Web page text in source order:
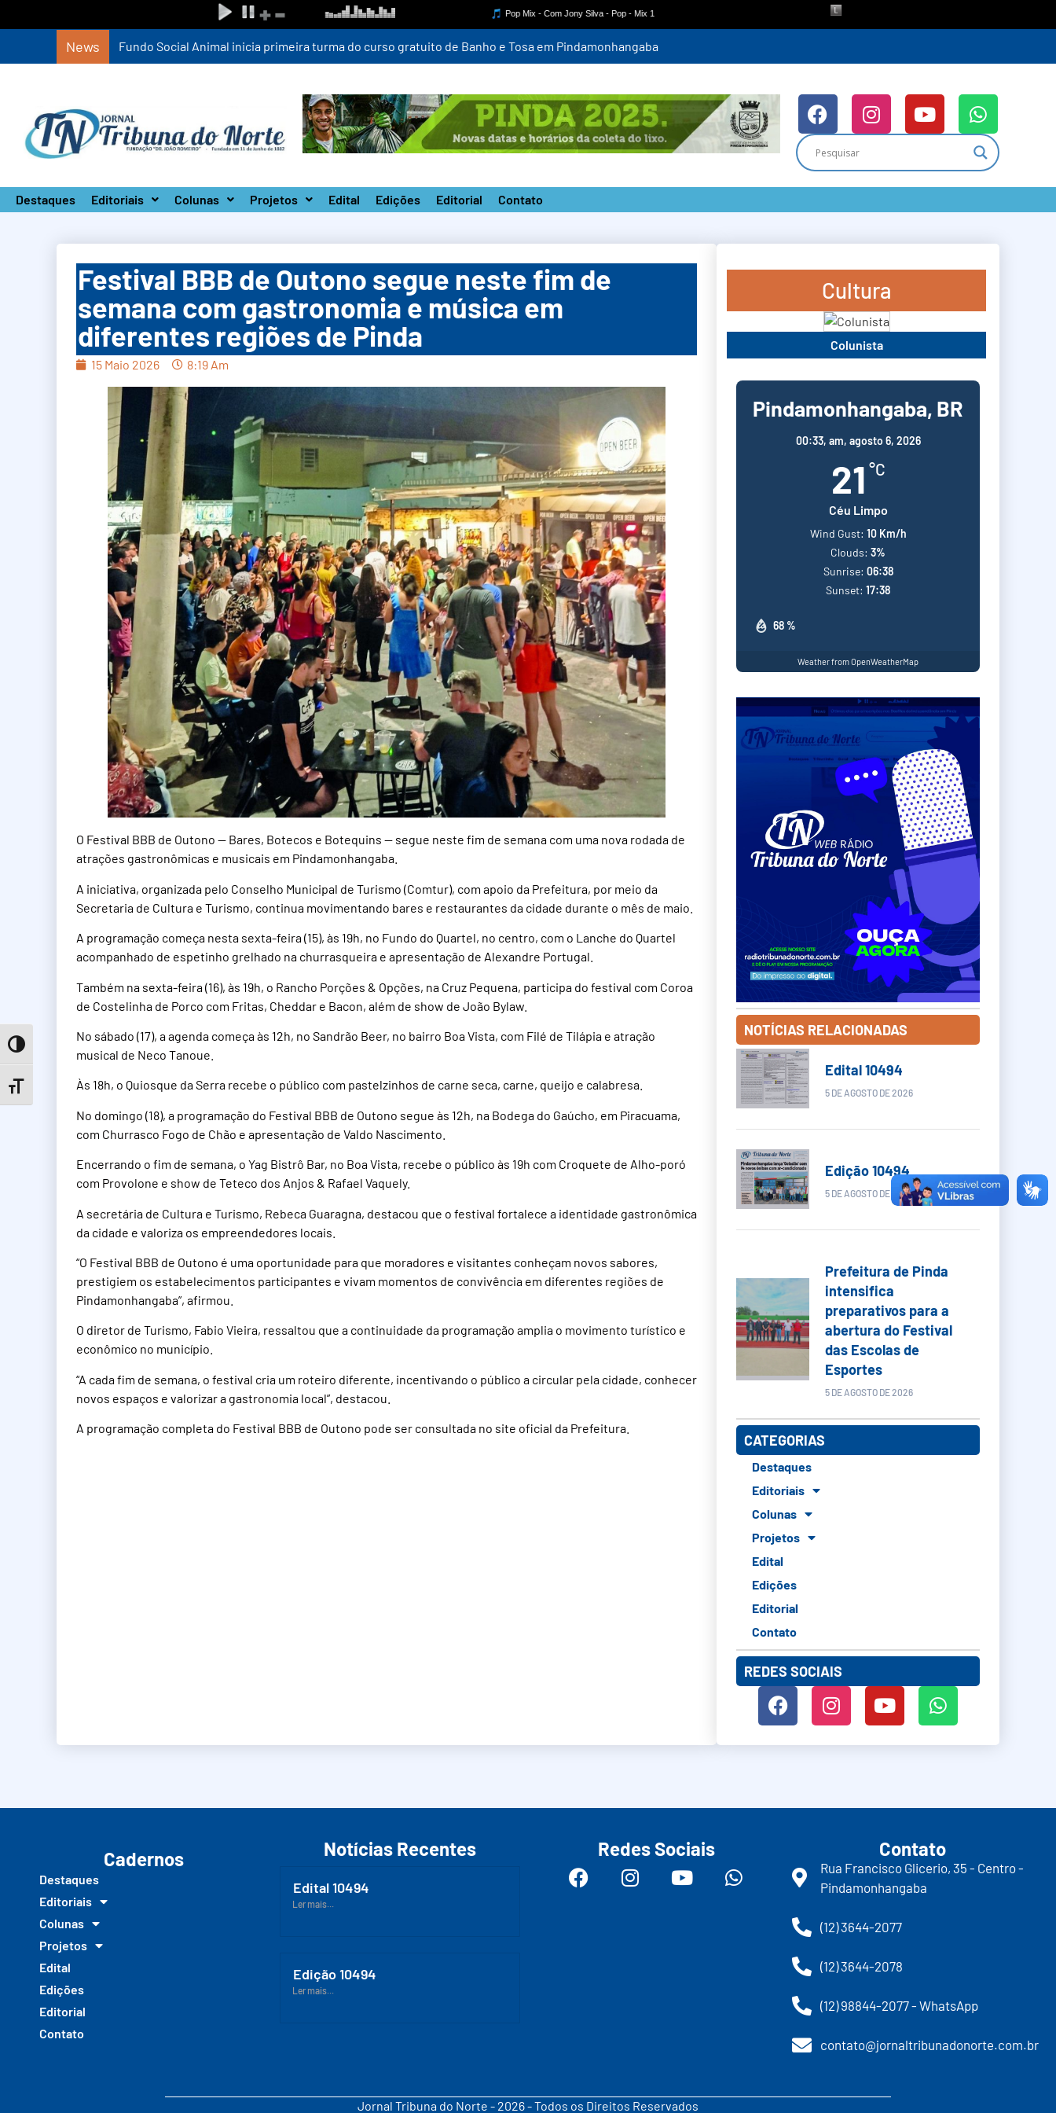
Toggle High Contrast
Toggle Font size
News Fundo Social Animal inicia primeira turma do curso gratuito de Banho e Tosa em Pindamonhangaba
Destaques Editoriais Colunas Projetos Edital Edições Editorial Contato
Festival BBB de Outono segue neste fim de
semana com gastronomia e música em
diferentes regiões de Pinda
15 Maio 2026 8:19 Am
O Festival BBB de Outono — Bares, Botecos e Botequins — segue neste fim de semana com uma nova rodada de
atrações gastronômicas e musicais em Pindamonhangaba.
A iniciativa, organizada pelo Conselho Municipal de Turismo (Comtur), com apoio da Prefeitura, por meio da
Secretaria de Cultura e Turismo, continua movimentando bares e restaurantes da cidade durante o mês de maio.
A programação começa nesta sexta-feira (15), às 19h, no Fundo do Quartel, no centro, com o Lanche do Quartel
acompanhado de espetinho grelhado na churrasqueira e apresentação de Alexandre Portugal.
Também na sexta-feira (16), às 19h, o Rancho Porções & Opções, na Cruz Pequena, participa do festival com Coroa
de Costelinha de Porco com Fritas, Cheddar e Bacon, além de show de João Bylaw.
No sábado (17), a agenda começa às 12h, no Sandrão Beer, no bairro Boa Vista, com Filé de Tilápia e atração
musical de Neco Tanoue.
Às 18h, o Quiosque da Serra recebe o público com pastelzinhos de carne seca, carne, queijo e calabresa.
No domingo (18), a programação do Festival BBB de Outono segue às 12h, na Bodega do Gaúcho, em Piracuama,
com Churrasco Fogo de Chão e apresentação de Valdo Nascimento.
Encerrando o fim de semana, o Yag Bistrô Bar, no Boa Vista, recebe o público às 19h com Croquete de Alho-poró
com Provolone e show de Teteco dos Anjos & Rafael Vaquely.
A secretária de Cultura e Turismo, Rebeca Guaragna, destacou que o festival fortalece a identidade gastronômica
da cidade e valoriza os empreendedores locais.
“O Festival BBB de Outono é uma oportunidade para que moradores e visitantes conheçam novos sabores,
prestigiem os estabelecimentos participantes e vivam momentos de convivência em diferentes regiões de
Pindamonhangaba”, afirmou.
O diretor de Turismo, Fabio Vieira, ressaltou que a continuidade da programação amplia o movimento turístico e
econômico no município.
“A cada fim de semana, o festival cria um roteiro diferente, incentivando o público a circular pela cidade, conhecer
novos espaços e valorizar a gastronomia local”, destacou.
A programação completa do Festival BBB de Outono pode ser consultada no site oficial da Prefeitura.
Cultura
Colunista
Pindamonhangaba, BR
00:33, am, agosto 6, 2026
21 °C
Céu Limpo
68 %
Wind Gust: 10 Km/h
Clouds: 3%
Sunrise: 06:38
Sunset: 17:38
Weather from OpenWeatherMap
NOTÍCIAS RELACIONADAS
Edital 10494
5 DE AGOSTO DE 2026
Edição 10494
5 DE AGOSTO DE 2026
Prefeitura de Pinda
intensifica
preparativos para a
abertura do Festival
das Escolas de
Esportes
5 DE AGOSTO DE 2026
CATEGORIAS
Destaques
Editoriais
Colunas
Projetos
Edital
Edições
Editorial
Contato
REDES SOCIAIS
Cadernos
Destaques
Editoriais
Colunas
Projetos
Edital
Edições
Editorial
Contato
Notícias Recentes
Edital 10494
Ler mais...
Edição 10494
Ler mais...
Redes Sociais Contato
Rua Francisco Glicerio, 35 - Centro -
Pindamonhangaba
(12) 3644-2077
(12) 3644-2078
(12) 98844-2077 - WhatsApp
contato@jornaltribunadonorte.com.br
Jornal Tribuna do Norte - 2026 - Todos os Direitos Reservados